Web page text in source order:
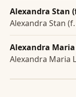
Alexandra Stan
Alexandra Stan
Alexandra Maria
Alexandra Maria